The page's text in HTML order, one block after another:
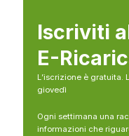
Iscriviti
E-
L’iscrizione è gratuita.
giovedì
Ogni settimana una
informazioni che